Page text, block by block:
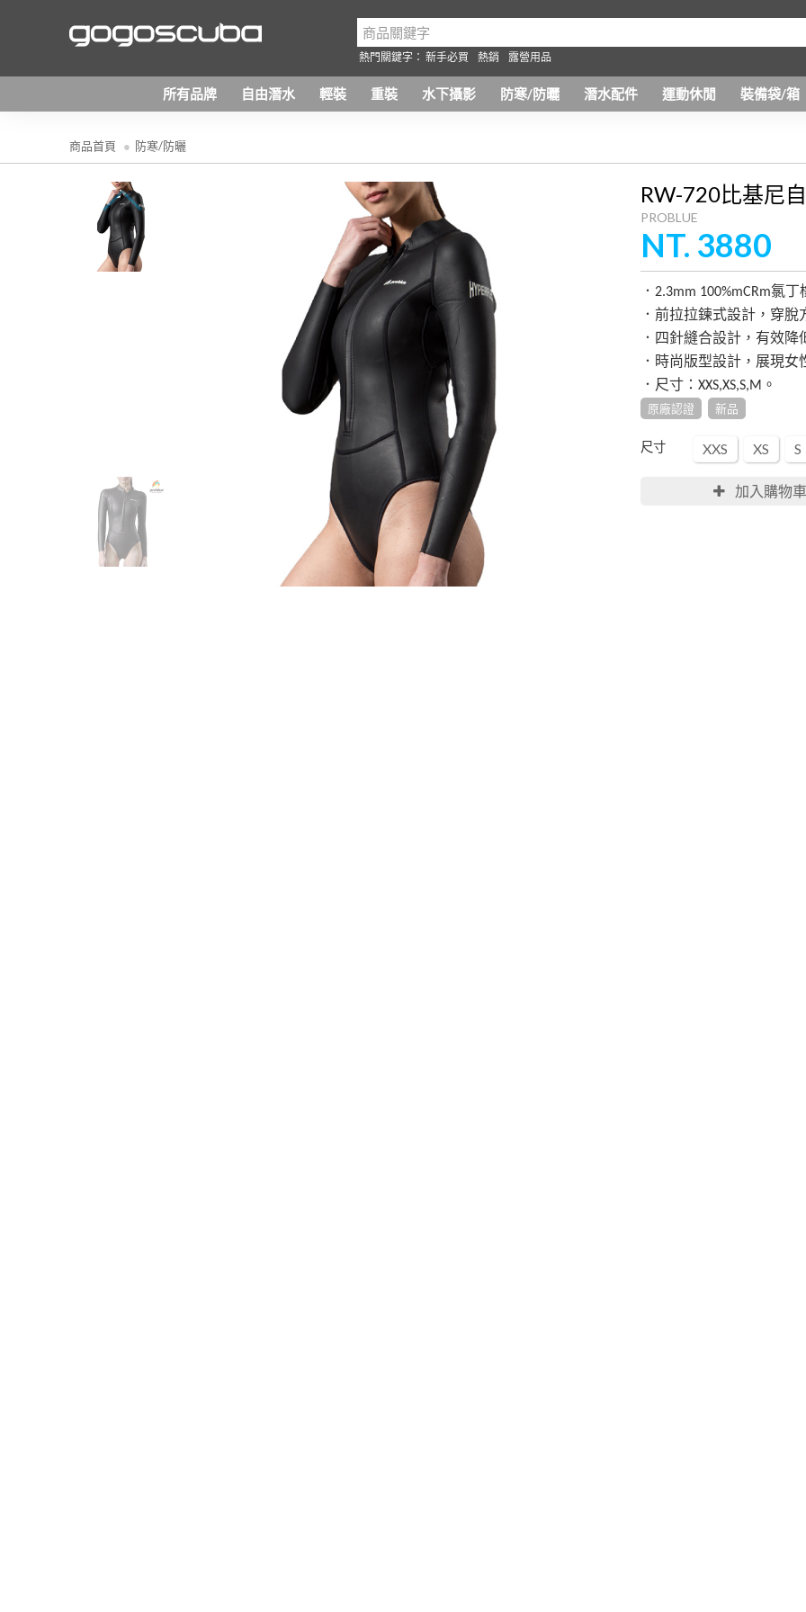
熱門關鍵字： 新手必買 熱銷 露營用品
所有品牌 自由潛水 輕裝 重裝 水下攝影 防寒/防曬 潛水配件 運動休閒 裝備袋/箱
商品首頁 防寒/防曬
RW-720比基尼
PROBLUE
NT. 3880
．2.3mm 100%mCRm氯
．前拉拉鍊式設計，穿脫
．四針縫合設計，有效降
．時尚版型設計，展現女
．尺寸：XXS,XS,S,M。
原廠認證
新品
尺寸 XXS XS S
加入購物車